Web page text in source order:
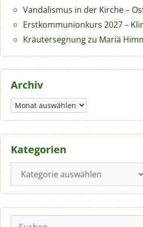
Vandalismus in der Kirche –
Erstkommunionkurs 2027 –
Kräutersegnung zu Mariä
Archiv
Archiv
Kategorien
Kategorien
Suchen